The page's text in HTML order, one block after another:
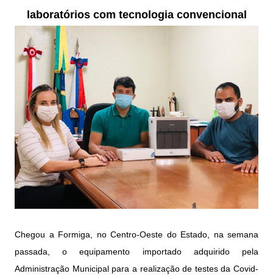
laboratórios com tecnologia convencional
Chegou a Formiga, no Centro-Oeste do Estado, na semana
passada, o equipamento importado adquirido pela
Administração Municipal para a realização de testes da Covid-